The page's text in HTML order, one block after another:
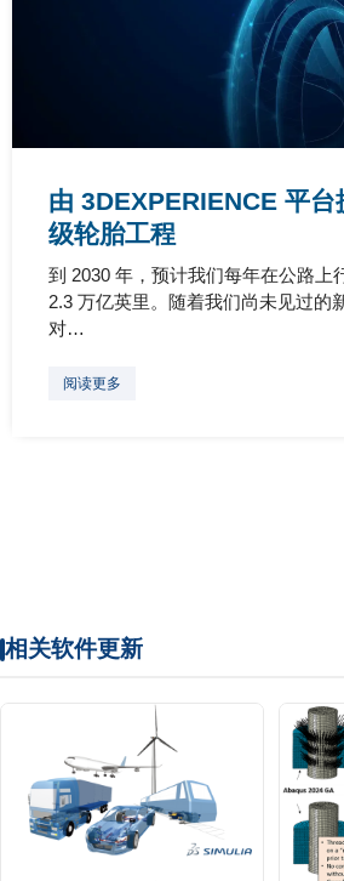
由 3DEXPERIENCE 平
级轮胎工程
到 2030 年，预计我们每年在公路上
2.3 万亿英里。随着我们尚未见过的
对…
阅读更多
相关软件更新